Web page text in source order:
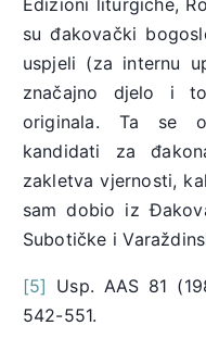
su đakovački
uspjeli (za internu
značajno djelo i
originala. Ta se
kandidati za
zakletva vjernosti,
sam dobio iz
Subotičke i
[5] Usp. AAS 81
542-551.